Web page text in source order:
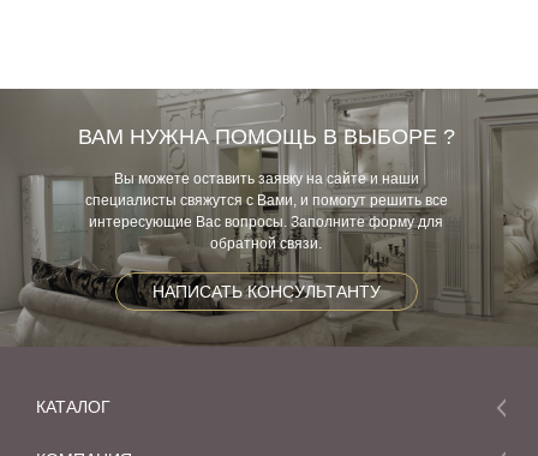
ВАМ НУЖНА ПОМОЩЬ В ВЫБОРЕ ?
Вы можете оставить заявку на сайте и наши
специалисты свяжутся с Вами, и помогут решить все
интересующие Вас вопросы. Заполните форму для
обратной связи.
НАПИСАТЬ КОНСУЛЬТАНТУ
КАТАЛОГ
Мебель